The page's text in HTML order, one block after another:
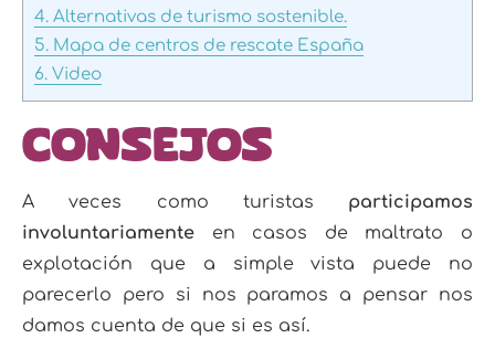
4. Alternativas de turismo sostenible.
5. Mapa de centros de rescate España
6. Video
Consejos
A veces como turistas participamos
involuntariamente en casos de maltrato o
explotación que a simple vista puede no
parecerlo pero si nos paramos a pensar nos
damos cuenta de que si es así.